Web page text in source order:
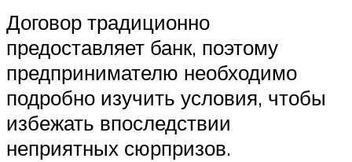
Договор традиционно
предоставляет банк, поэтому
предпринимателю необходимо
подробно изучить условия, чтобы
избежать впоследствии
неприятных сюрпризов.